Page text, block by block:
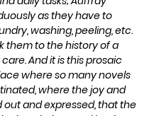
as they have to
washing, peeling, etc.
them to the history of a
And it is this prosaic
where so many novels
where the joy and
and expressed, that the